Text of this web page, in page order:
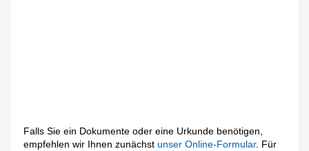
Falls Sie ein Dokumente oder eine Urkunde benötigen,
empfehlen wir Ihnen zunächstunser Online-Formular. Für